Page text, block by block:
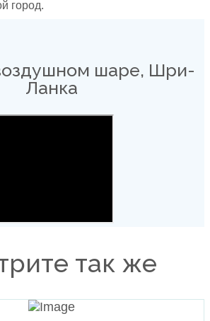
город.
шаре, Шри-
Ланка
так же